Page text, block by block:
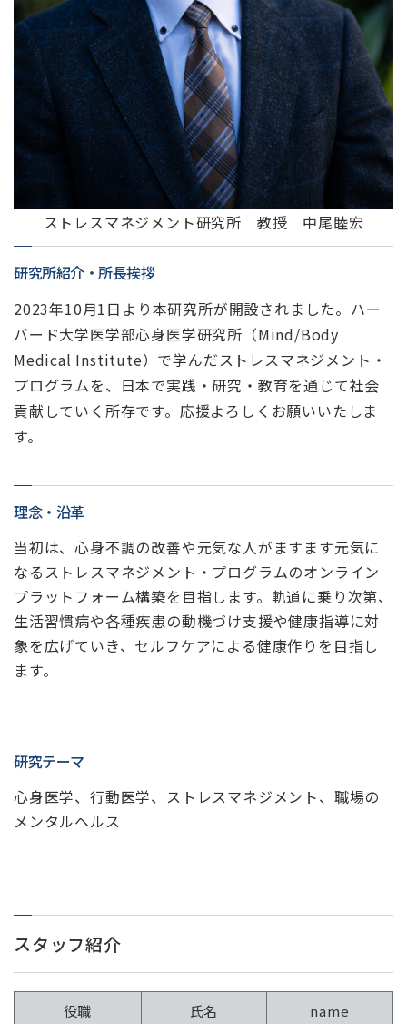
研究所紹介・所長挨拶
2023年10月1日より本研究所が開設されました。ハー
バード大学医学部心身医学研究所（Mind/Body
Medical Institute）で学んだストレスマネジメント・
プログラムを、日本で実践・研究・教育を通じて社会
貢献していく所存です。応援よろしくお願いいたしま
す。
ストレスマネジメント研究所 教授 中尾睦宏
理念・沿革
当初は、心身不調の改善や元気な人がますます元気に
なるストレスマネジメント・プログラムのオンライン
プラットフォーム構築を目指します。軌道に乗り次第、
生活習慣病や各種疾患の動機づけ支援や健康指導に対
象を広げていき、セルフケアによる健康作りを目指し
ます。
研究テーマ
心身医学、行動医学、ストレスマネジメント、職場の
メンタルヘルス
スタッフ紹介
役職 氏名 name